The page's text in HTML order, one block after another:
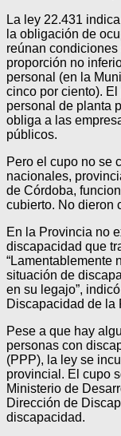
La ley 22.431
la obligación de
reúnan
proporción no
personal (en la
cinco por ciento).
personal de planta
obliga a las
públicos.
Pero el cupo no se
nacionales,
de Córdoba,
cubierto. No dieron
En la Provincia no
discapacidad que
“Lamentablemente
situación de
en su legajo”,
Discapacidad de la
Pese a que hay
personas con
(PPP), la ley se
provincial. El cupo
Ministerio de
Dirección de
discapacidad.